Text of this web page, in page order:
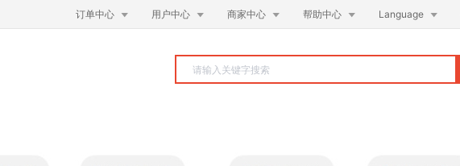
订单中心  用户中心  商家中心  帮助中心  Language 